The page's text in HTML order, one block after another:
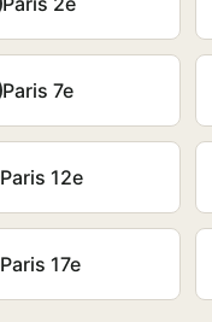
Paris 7e
Paris 12e
Paris 17e